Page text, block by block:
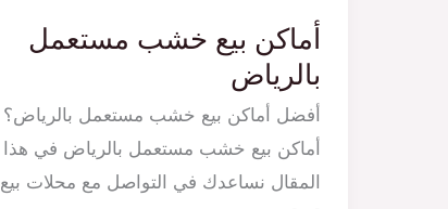
أماكن بيع خشب مستعمل
بالرياض
أفضل أماكن بيع خشب مستعمل بالرياض؟
أماكن بيع خشب مستعمل بالرياض في هذا
المقال نساعدك في التواصل مع محلات بيع